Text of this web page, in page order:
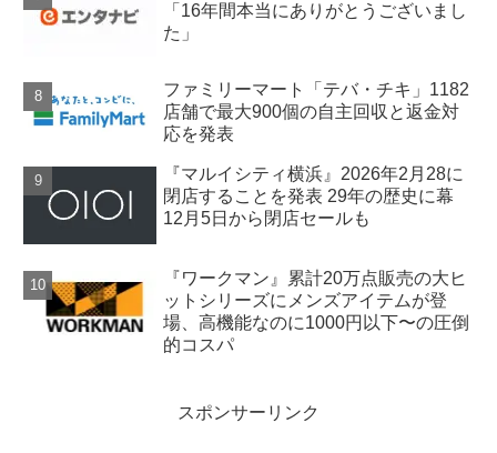
「16年間本当にありがとうございまし
た」
ファミリーマート「テバ・チキ」1182
店舗で最大900個の自主回収と返金対
応を発表
『マルイシティ横浜』2026年2月28に
閉店することを発表 29年の歴史に幕
12月5日から閉店セールも
『ワークマン』累計20万点販売の大ヒ
ットシリーズにメンズアイテムが登
場、高機能なのに1000円以下〜の圧倒
的コスパ
スポンサーリンク